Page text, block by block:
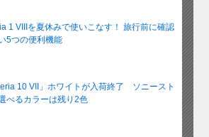
1 VIIIを夏休みで使いこなす！ 旅行前に確認
5つの便利機能
10 VII」ホワイトが入荷終了 ソニースト
べるカラーは残り2色